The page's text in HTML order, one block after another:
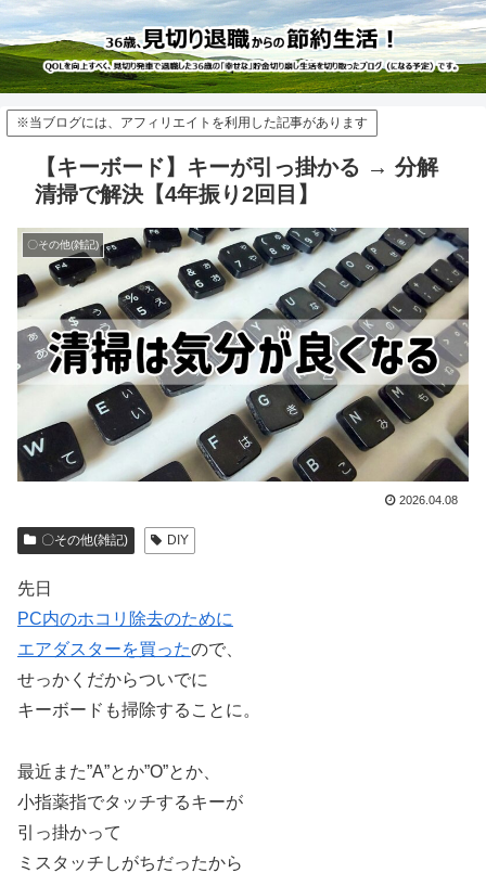
※当ブログには、アフィリエイトを利用した記事があります
【キーボード】キーが引っ掛かる → 分解
清掃で解決【4年振り2回目】
〇その他(雑記)
2026.04.08
〇その他(雑記) DIY
先日
PC内のホコリ除去のために
エアダスターを買ったので、
せっかくだからついでに
キーボードも掃除することに。
最近また”A”とか”O”とか、
小指薬指でタッチするキーが
引っ掛かって
ミスタッチしがちだったから